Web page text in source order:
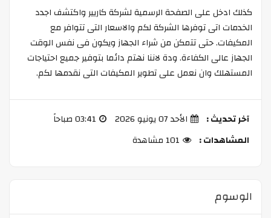
كذلك ادخل على الصفحة الرسمية لشركة كاريير واكتشف اجدد
الخدمات اتى توفرها الشركة لكم والاسعار التى تتوافر مع
المكيفات. حتى تتمكن من شراء الجهاز ويكون فى نفس الوقت
الجهاز عالى الكفاءة. ودة لاننا نهتم دائما بتوفير جميع احتياجات
المستهلك وان نعمل على تطوير المكيفات التى نقدمها لكم.
آخر تحديث : الأحد 07 يونيو 2026
03:41 صباحاً
المشاهدات :
101 مشاهدة
الوسوم